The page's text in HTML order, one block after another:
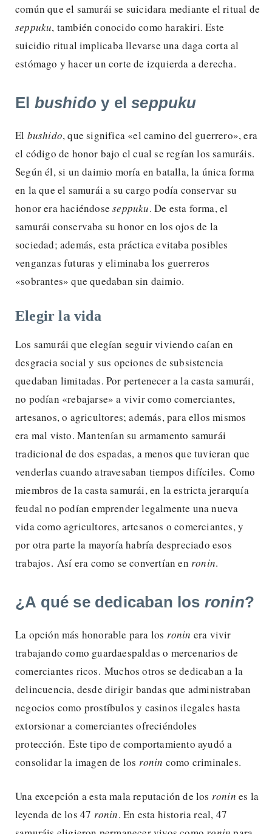
común que el samurái se suicidara mediante el ritual de
seppuku, también conocido como harakiri. Este
suicidio ritual implicaba llevarse una daga corta al
estómago y hacer un corte de izquierda a derecha.
El bushido y elseppuku
El bushido, que significa «el camino del guerrero», era
el código de honor bajo el cual se regían los samuráis.
Según él, si un daimio moría en batalla, la única forma
en la que el samurái a su cargo podía conservar su
honor era haciéndoseseppuku. De esta forma, el
samurái conservaba su honor en los ojos de la
sociedad; además, esta práctica evitaba posibles
venganzas futuras y eliminaba los guerreros
«sobrantes» que quedaban sin daimio.
Elegir la vida
Los samurái que elegían seguir viviendo caían en
desgracia social y sus opciones de subsistencia
quedaban limitadas. Por pertenecer a la casta samurái,
no podían «rebajarse» a vivir como comerciantes,
artesanos, o agricultores; además, para ellos mismos
era mal visto. Mantenían su armamento samurái
tradicional de dos espadas, a menos que tuvieran que
venderlas cuando atravesaban tiempos difíciles. Como
miembros de la casta samurái, en la estricta jerarquía
feudal no podían emprender legalmente una nueva
vida como agricultores, artesanos o comerciantes, y
por otra parte la mayoría habría despreciado esos
trabajos. Así era como se convertían en ronin.
¿A qué se dedicaban los ronin?
La opción más honorable para los ronin era vivir
trabajando como guardaespaldas o mercenarios de
comerciantes ricos. Muchos otros se dedicaban a la
delincuencia, desde dirigir bandas que administraban
negocios como prostíbulos y casinos ilegales hasta
extorsionar a comerciantes ofreciéndoles
protección. Este tipo de comportamiento ayudó a
consolidar la imagen de los ronin como criminales.
Una excepción a esta mala reputación de los ronines la
leyenda de los 47 ronin. En esta historia real, 47